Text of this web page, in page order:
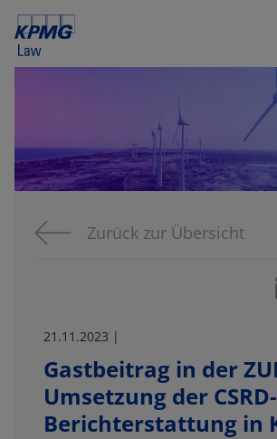
Zurück zur Übersicht
21.11.2023 |
Gastbeitrag in der
Umsetzung der CSRD-
Berichterstattung in